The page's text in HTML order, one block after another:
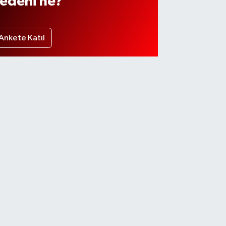
Katıl